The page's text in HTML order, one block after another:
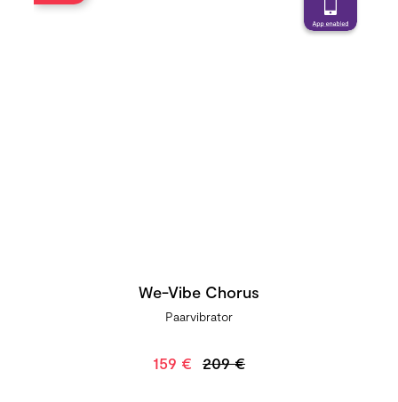
We-Vibe Chorus
Paarvibrator
159 € 209 €